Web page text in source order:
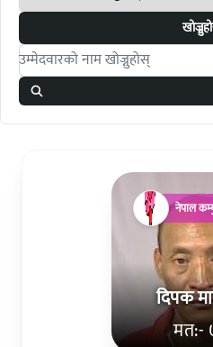
Search candidates
दिपक
मत:-
नेपाल